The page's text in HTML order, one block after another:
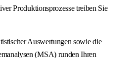
Produktionsprozesse treiben Sie
Auswertungen sowie die
(MSA) runden Ihren